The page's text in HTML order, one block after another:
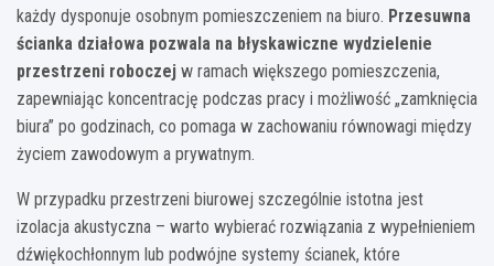
każdy dysponuje osobnym pomieszczeniem na biuro. Przesuwna
ścianka działowa pozwala na błyskawiczne wydzielenie
przestrzeni roboczej w ramach większego pomieszczenia,
zapewniając koncentrację podczas pracy i możliwość „zamknięcia
biura” po godzinach, co pomaga w zachowaniu równowagi między
życiem zawodowym a prywatnym.
W przypadku przestrzeni biurowej szczególnie istotna jest
izolacja akustyczna – warto wybierać rozwiązania z wypełnieniem
dźwiękochłonnym lub podwójne systemy ścianek, które